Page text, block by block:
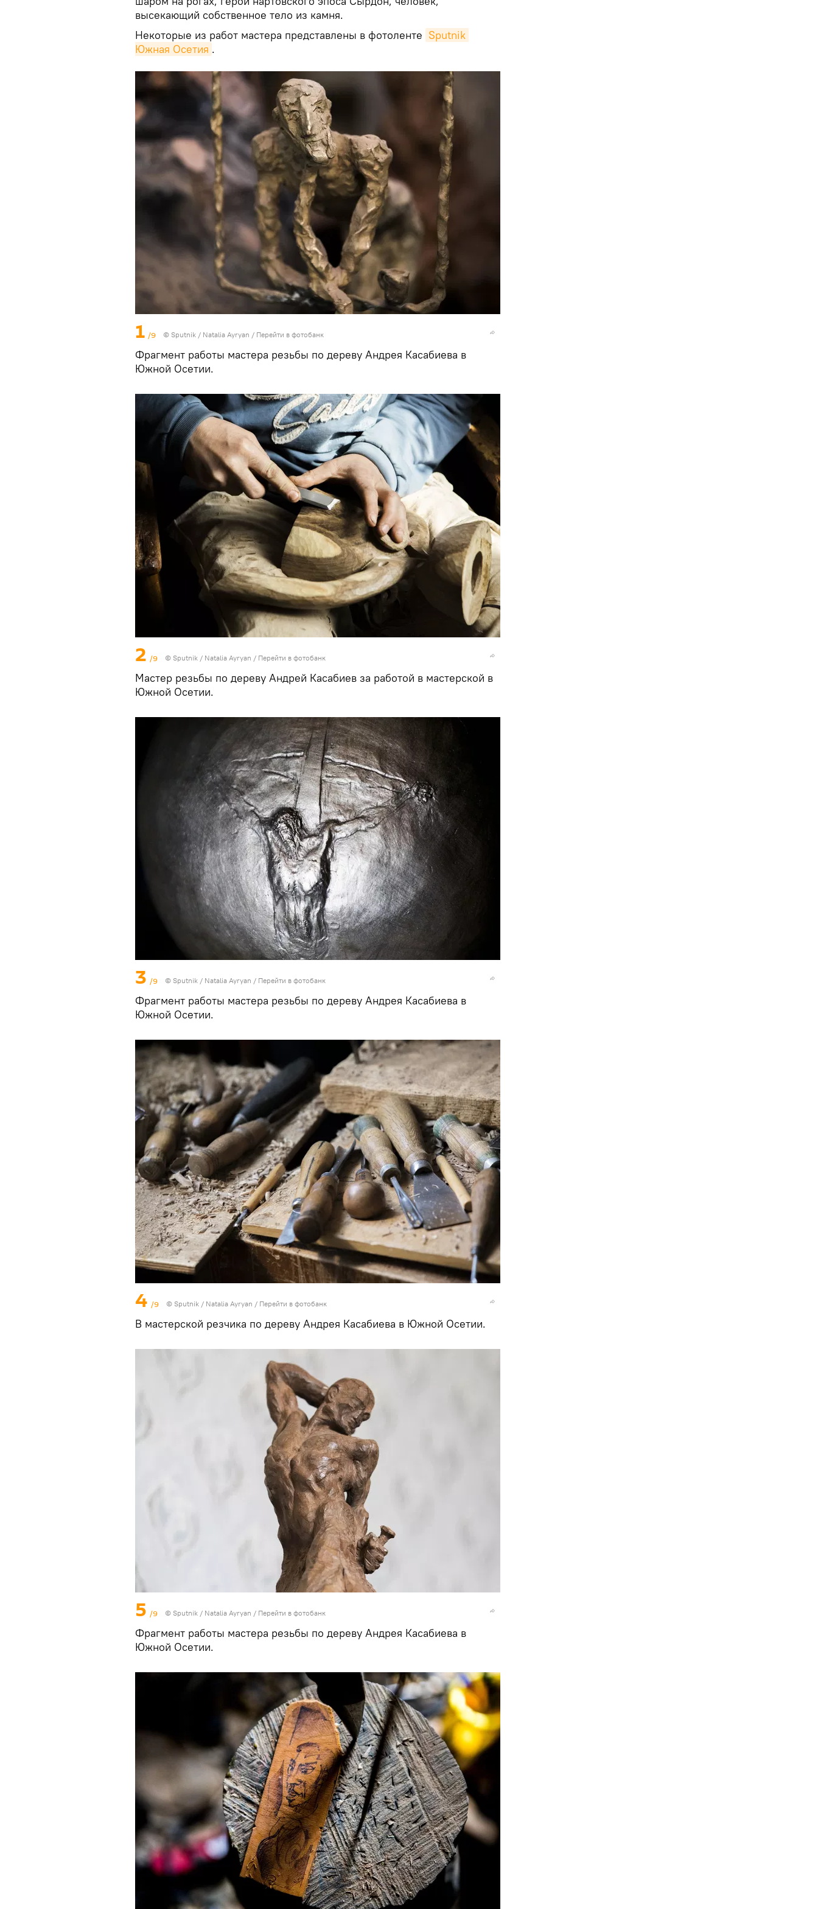
высекающий собственное тело из камня.
Некоторые из работ мастера представлены в фотоленте Sputnik
Южная Осетия .
1 /9 © Sputnik / Natalia Ayryan / Перейти в фотобанк
Фрагмент работы мастера резьбы по дереву Андрея Касабиева в
Южной Осетии.
2 /9 © Sputnik / Natalia Ayryan / Перейти в фотобанк
Мастер резьбы по дереву Андрей Касабиев за работой в мастерской в
Южной Осетии.
3 /9 © Sputnik / Natalia Ayryan / Перейти в фотобанк
Фрагмент работы мастера резьбы по дереву Андрея Касабиева в
Южной Осетии.
4 /9 © Sputnik / Natalia Ayryan / Перейти в фотобанк
В мастерской резчика по дереву Андрея Касабиева в Южной Осетии.
5 /9 © Sputnik / Natalia Ayryan / Перейти в фотобанк
Фрагмент работы мастера резьбы по дереву Андрея Касабиева в
Южной Осетии.